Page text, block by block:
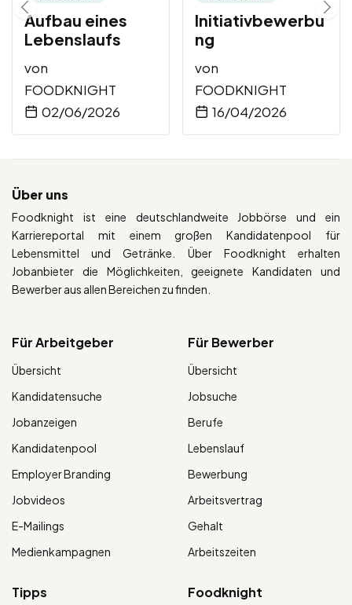
Aufbau eines
Lebenslaufs
von
FOODKNIGHT
02/06/2026
Initiativbewerbu
ng
von
FOODKNIGHT
16/04/2026
Über uns
Foodknight ist eine deutschlandweite Jobbörse und ein
Karriereportal mit einem großen Kandidatenpool für
Lebensmittel und Getränke. Über Foodknight erhalten
Jobanbieter die Möglichkeiten, geeignete Kandidaten und
Bewerber aus allen Bereichen zu finden.
Für Arbeitgeber
Übersicht
Kandidatensuche
Jobanzeigen
Kandidatenpool
Employer Branding
Jobvideos
E-Mailings
Medienkampagnen
Für Bewerber
Übersicht
Jobsuche
Berufe
Lebenslauf
Bewerbung
Arbeitsvertrag
Gehalt
Arbeitszeiten
Tipps Foodknight